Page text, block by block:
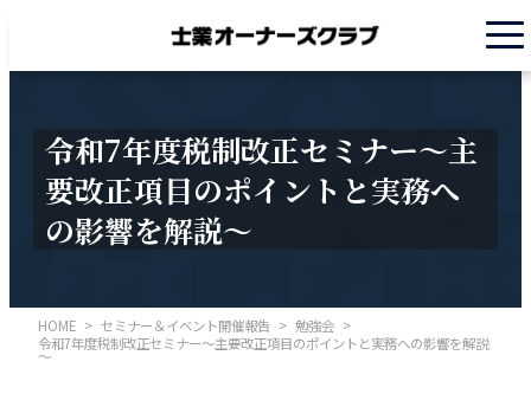
令和7年度税制改正セミナー～主
要改正項目のポイントと実務へ
の影響を解説～
HOME > セミナー＆イベント開催報告 > 勉強会 >
令和7年度税制改正セミナー～主要改正項目のポイントと実務への影響を解説
～